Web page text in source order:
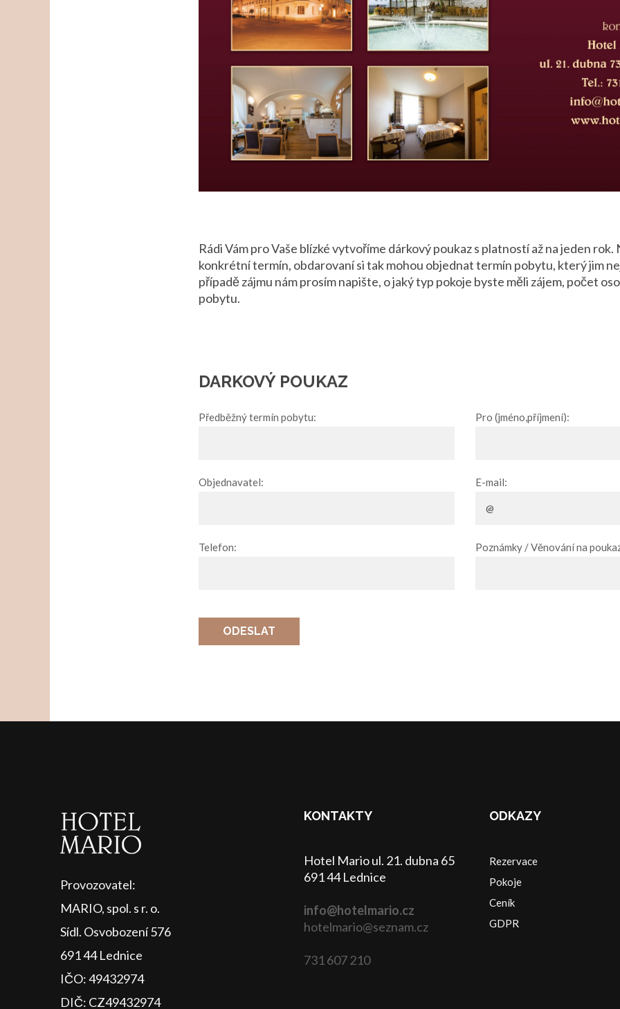
Rádi Vám pro Vaše blízké vytvoříme dárkový poukaz s platností až na jeden
konkrétní termín, obdarovaní si tak mohou objednat termín pobytu, který jim
případě zájmu nám prosím napište, o jaký typ pokoje byste měli zájem, počet
pobytu.
DARKOVÝ POUKAZ
Předběžný termín pobytu: Pro (jméno,příjmení):
Objednavatel: E-mail:
Telefon: Poznámky / Věnování na
ODESLAT
Provozovatel:
MARIO, spol. s r. o.
Sídl. Osvobození 576
691 44 Lednice
IČO: 49432974
DIČ: CZ49432974
KONTAKTY
Hotel Mario ul. 21. dubna 65
691 44 Lednice
info@hotelmario.cz
hotelmario@seznam.cz
731 607 210
ODKAZY
Rezervace
Pokoje
Ceník
GDPR